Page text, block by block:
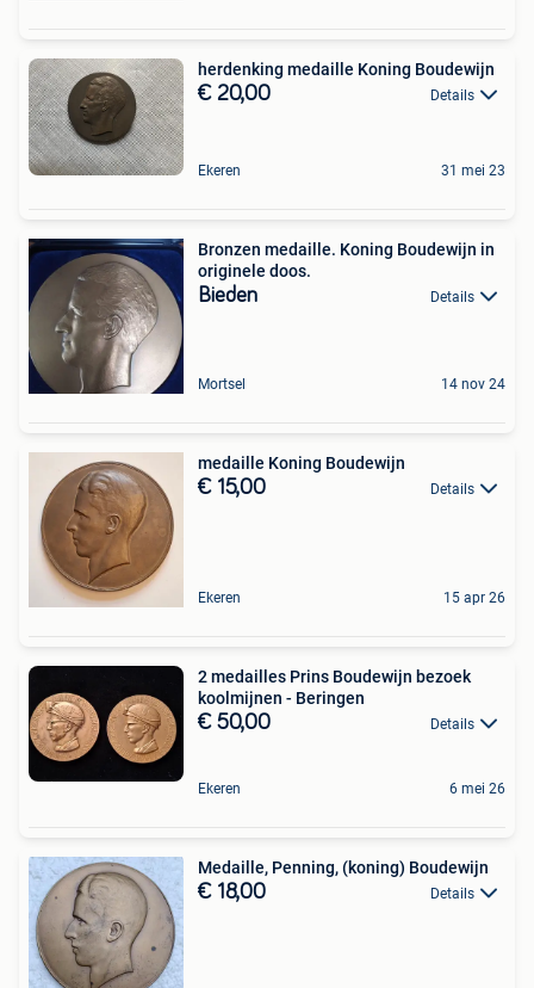
herdenking medaille Koning Boudewijn
€ 20,00 Details
Ekeren 31 mei 23
Bronzen medaille. Koning Boudewijn in
originele doos.
Bieden Details
Mortsel 14 nov 24
medaille Koning Boudewijn
€ 15,00 Details
Ekeren 15 apr 26
2 medailles Prins Boudewijn bezoek
koolmijnen - Beringen
€ 50,00 Details
Ekeren 6 mei 26
Medaille, Penning, (koning) Boudewijn
€ 18,00 Details